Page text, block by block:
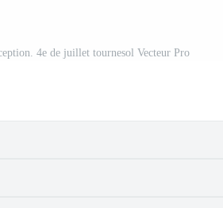
4e de juillet tournesol Vecteur Pro